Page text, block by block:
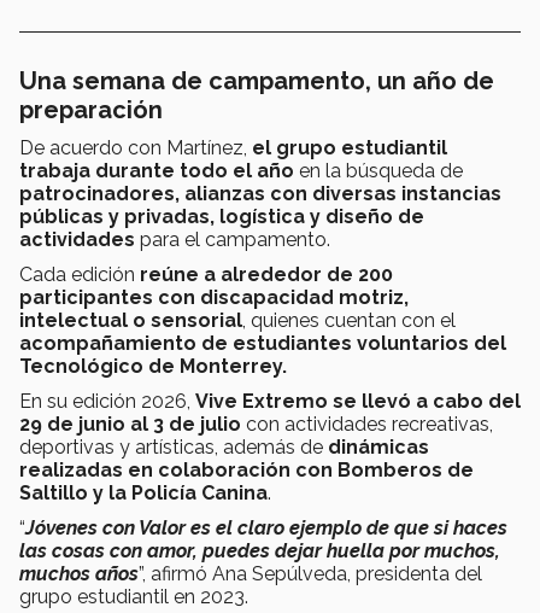
Una semana de campamento, un año de
preparación
De acuerdo con Martínez, el grupo estudiantil
trabaja durante todo el año en la búsqueda de
patrocinadores, alianzas con diversas instancias
públicas y privadas, logística y diseño de
actividades para el campamento.
Cada edición reúne a alrededor de 200
participantes con discapacidad motriz,
intelectual o sensorial, quienes cuentan con el
acompañamiento de estudiantes voluntarios del
Tecnológico de Monterrey.
En su edición 2026, Vive Extremo se llevó a cabo del
29 de junio al 3 de julio con actividades recreativas,
deportivas y artísticas, además de dinámicas
realizadas en colaboración con Bomberos de
Saltillo y la Policía Canina.
“Jóvenes con Valor es el claro ejemplo de que si haces
las cosas con amor, puedes dejar huella por muchos,
muchos años”, afirmó Ana Sepúlveda, presidenta del
grupo estudiantil en 2023.